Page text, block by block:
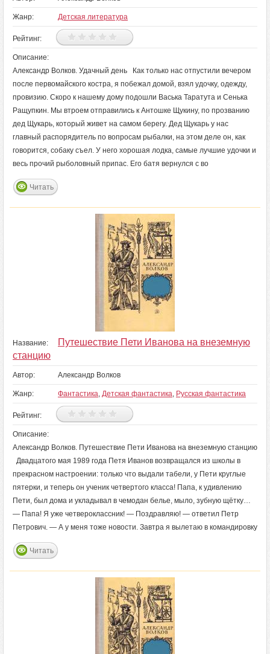
Жанр: Детская литература
Рейтинг:
Описание:
Александр Волков. Удачный день Как только нас отпустили вечером
после первомайского костра, я побежал домой, взял удочку, одежду,
провизию. Скоро к нашему дому подошли Васька Таратута и Сенька
Ращупкин. Мы втроем отправились к Антошке Щукину, по прозванию
дед Щукарь, который живет на самом берегу. Дед Щукарь у нас
главный распорядитель по вопросам рыбалки, на этом деле он, как
говорится, собаку съел. У него хорошая лодка, самые лучшие удочки и
весь прочий рыболовный припас. Его батя вернулся с во
Читать
Название:
Путешествие Пети Иванова на внеземную
станцию
Автор: Александр Волков
Жанр: Фантастика, Детская фантастика, Русская фантастика
Рейтинг:
Описание:
Александр Волков. Путешествие Пети Иванова на внеземную станцию
Двадцатого мая 1989 года Петя Иванов возвращался из школы в
прекрасном настроении: только что выдали табели, у Пети круглые
пятерки, и теперь он ученик четвертого класса! Папа, к удивлению
Пети, был дома и укладывал в чемодан белье, мыло, зубную щётку…
— Папа! Я уже четвероклассник! — Поздравляю! — ответил Петр
Петрович. — А у меня тоже новости. Завтра я вылетаю в командировку
Читать